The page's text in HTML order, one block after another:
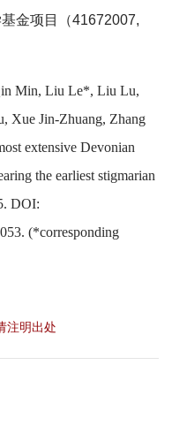
金项目（41672007,
Min, Liu Le*, Liu Lu,
Xue Jin-Zhuang, Zhang
extensive Devonian
the earliest stigmarian
DOI:
(*corresponding
注明出处